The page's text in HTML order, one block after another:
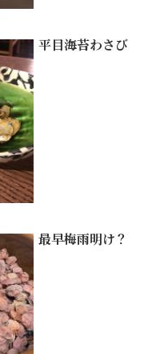
平目海苔わさび
最早梅雨明け？